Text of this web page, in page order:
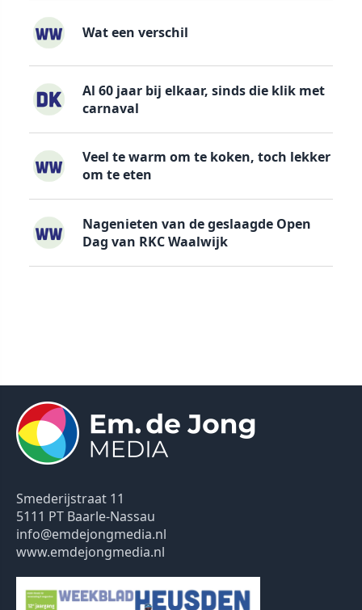
Wat een verschil
Al 60 jaar bij elkaar, sinds die klik met
carnaval
Veel te warm om te koken, toch lekker
om te eten
Nagenieten van de geslaagde Open
Dag van RKC Waalwijk
Smederijstraat 11
5111 PT Baarle-Nassau
info@emdejongmedia.nl
www.emdejongmedia.nl